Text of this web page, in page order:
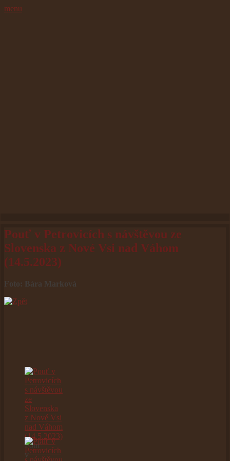
Pouť v Petrovicích s návštěvou ze
Slovenska z Nové Vsi nad Váhom
(14.5.2023)
Foto: Bára Marková
Pouť
v